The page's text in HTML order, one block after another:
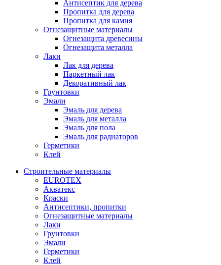
Антисептик для дерева
Пропитка для дерева
Пропитка для камня
Огнезащитные материалы
Огнезащита древесины
Огнезащита металла
Лаки
Лак для дерева
Паркетный лак
Декоративный лак
Грунтовки
Эмали
Эмаль для дерева
Эмаль для металла
Эмаль для пола
Эмаль для радиаторов
Герметики
Клей
Строительные материалы
EUROTEX
Акватекс
Краски
Антисептики, пропитки
Огнезащитные материалы
Лаки
Грунтовки
Эмали
Герметики
Клей